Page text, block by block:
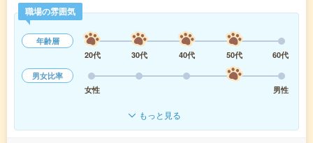
職場の雰囲気
年齢層
20代
30代 40代 50代
60代
男女比率
女性
男性
もっと見る